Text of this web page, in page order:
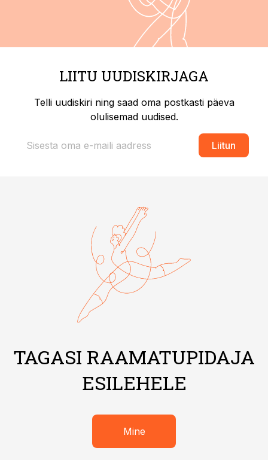
LIITU UUDISKIRJAGA
Telli uudiskiri ning saad oma postkasti päeva
olulisemad uudised.
Liitun
TAGASI RAAMATUPIDAJA
ESILEHELE
Mine